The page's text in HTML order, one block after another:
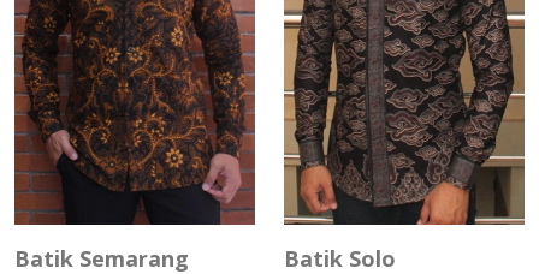
30%
Batik Semarang
20%
Batik Solo